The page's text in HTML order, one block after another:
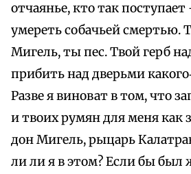
отчаянье, кто так
умереть собачьей смертью.
Мигель, ты пес. Твой герб
прибить над дверьми
Разве я виноват в том, что
и твоих румян для меня как
дон Мигель, рыцарь
ли ли я в этом? Если бы был